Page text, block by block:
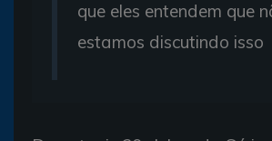
que eles entendem que
estamos discutindo isso